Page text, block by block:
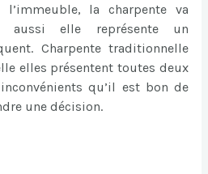
l’immeuble, la charpente va
aussi elle représente un
Charpente traditionnelle
elles présentent toutes deux
qu’il est bon de
une décision.